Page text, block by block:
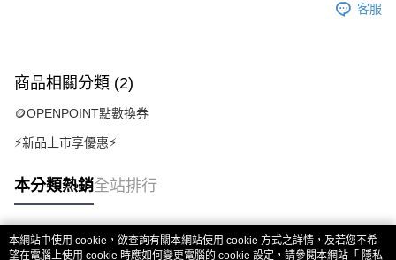
客服
商品相關分類 (2)
🪙OPENPOINT點數換券
⚡新品上市享優惠⚡
本分類熱銷全站排行
熱門標籤
本網站中使用 cookie，欲查詢有關本網站使用 cookie 方式之詳情，及若您不希
望在電腦上使用 cookie 時應如何變更電腦的 cookie 設定，請參閱本網站「 隱私